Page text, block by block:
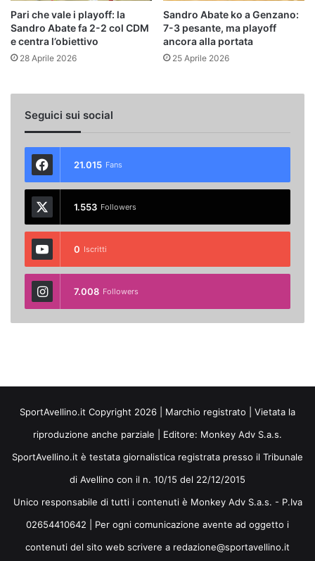
Pari che vale i playoff: la
Sandro Abate fa 2-2 col CDM
e centra l’obiettivo
28 Aprile 2026
Sandro Abate ko a Genzano:
7-3 pesante, ma playoff
ancora alla portata
25 Aprile 2026
Seguici sui social
21.015 Fans
1.553 Followers
0 Iscritti
7.008 Followers
SportAvellino.it Copyright 2026 | Marchio registrato | Vietata la
riproduzione anche parziale | Editore: Monkey Adv S.a.s.
SportAvellino.it è testata giornalistica registrata presso il Tribunale
di Avellino con il n. 10/15 del 22/12/2015
Unico responsabile di tutti i contenuti è Monkey Adv S.a.s. - P.Iva
02654410642 | Per ogni comunicazione avente ad oggetto i
contenuti del sito web scrivere a redazione@sportavellino.it